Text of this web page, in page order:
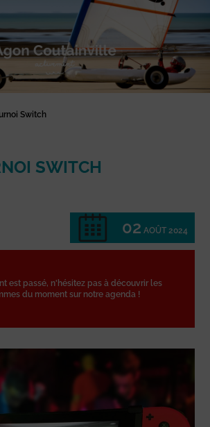
Switch
SWITCH
02 AOÛT 2024
est passé, n'hésitez pas à découvrir les
du moment sur notre agenda !